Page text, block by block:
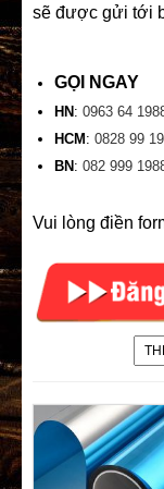
sẽ được gửi tới
GỌI NGAY
HN : 0963 64
HCM : 0828 99
BN : 082 999
Vui lòng điền